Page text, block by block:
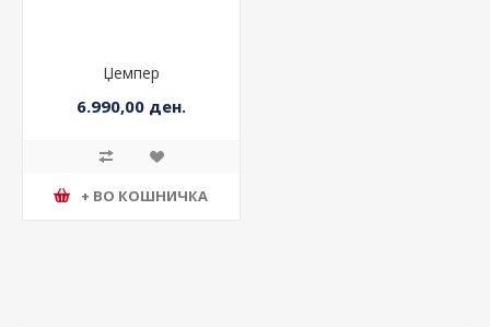
Џемпер
6.990,00 ден.
+ ВО КОШНИЧКА